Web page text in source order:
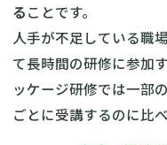
ることです。
人手が不足している職
て長時間の研修に参加
ッケージ研修では一部
ごとに受講するのに比